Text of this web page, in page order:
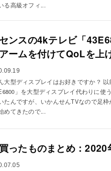
る高級オフィ...
ンスの4kテレビ「
ームを付けてQoLを上
大型ディスプレイはお好きですか？
」を大型ディスプレイ代わりに使
たんですが、いかんせんTVなので足
めてきたので...
ったものまとめ：2020